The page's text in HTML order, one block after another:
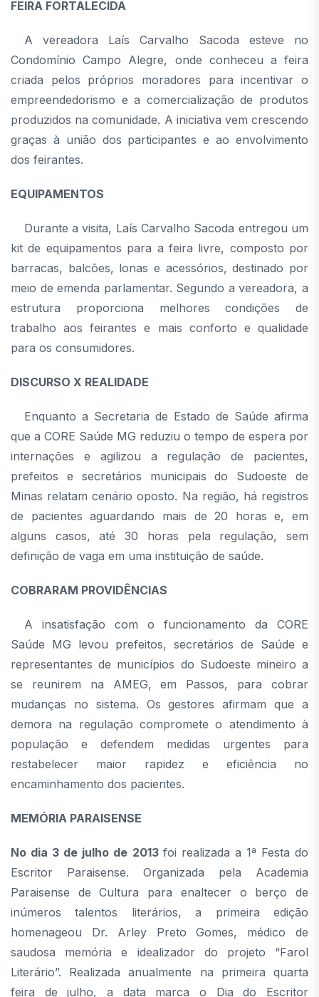
FEIRA FORTALECIDA
A vereadora Laís Carvalho Sacoda esteve no
Condomínio Campo Alegre, onde conheceu a feira
criada pelos próprios moradores para incentivar o
empreendedorismo e a comercialização de produtos
produzidos na comunidade. A iniciativa vem crescendo
graças à união dos participantes e ao envolvimento
dos feirantes.
EQUIPAMENTOS
Durante a visita, Laís Carvalho Sacoda entregou um
kit de equipamentos para a feira livre, composto por
barracas, balcões, lonas e acessórios, destinado por
meio de emenda parlamentar. Segundo a vereadora, a
estrutura proporciona melhores condições de
trabalho aos feirantes e mais conforto e qualidade
para os consumidores.
DISCURSO X REALIDADE
Enquanto a Secretaria de Estado de Saúde afirma
que a CORE Saúde MG reduziu o tempo de espera por
internações e agilizou a regulação de pacientes,
prefeitos e secretários municipais do Sudoeste de
Minas relatam cenário oposto. Na região, há registros
de pacientes aguardando mais de 20 horas e, em
alguns casos, até 30 horas pela regulação, sem
definição de vaga em uma instituição de saúde.
COBRARAM PROVIDÊNCIAS
A insatisfação com o funcionamento da CORE
Saúde MG levou prefeitos, secretários de Saúde e
representantes de municípios do Sudoeste mineiro a
se reunirem na AMEG, em Passos, para cobrar
mudanças no sistema. Os gestores afirmam que a
demora na regulação compromete o atendimento à
população e defendem medidas urgentes para
restabelecer maior rapidez e eficiência no
encaminhamento dos pacientes.
MEMÓRIA PARAISENSE
No dia 3 de julho de 2013 foi realizada a 1ª Festa do
Escritor Paraisense. Organizada pela Academia
Paraisense de Cultura para enaltecer o berço de
inúmeros talentos literários, a primeira edição
homenageou Dr. Arley Preto Gomes, médico de
saudosa memória e idealizador do projeto “Farol
Literário”. Realizada anualmente na primeira quarta
feira de julho, a data marca o Dia do Escritor